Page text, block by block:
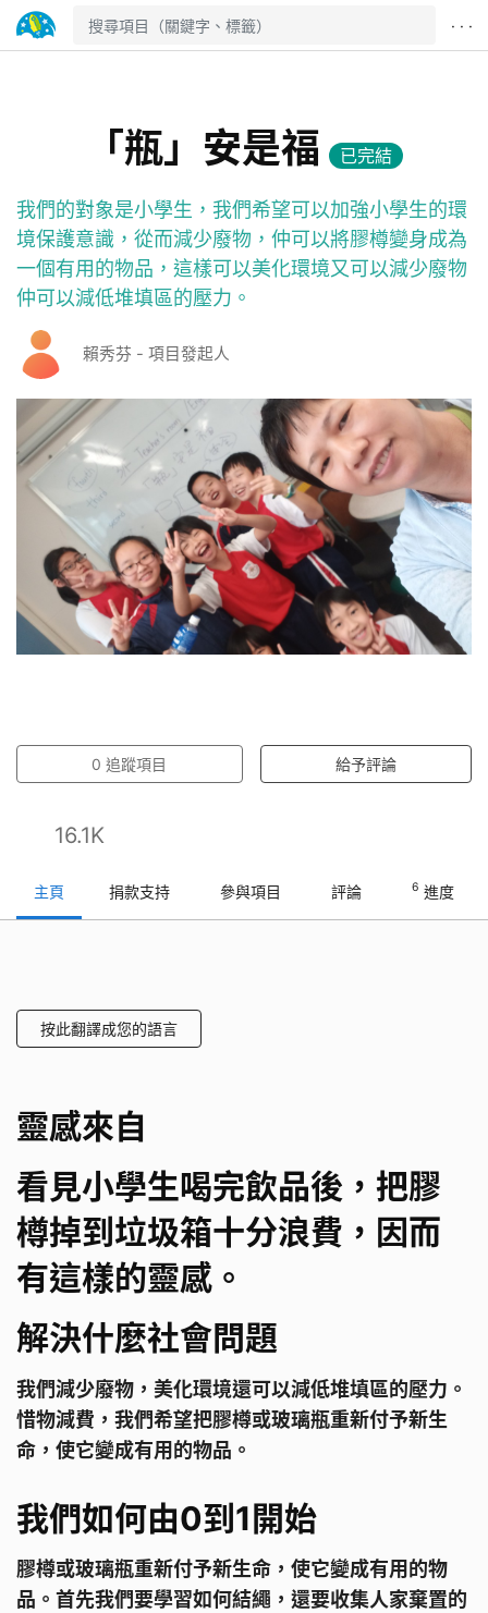
· · ·
「瓶」安是福 已完結
我們的對象是小學生，我們希望可以加強小學生的環
境保護意識，從而減少廢物，仲可以將膠樽變身成為
一個有用的物品，這樣可以美化環境又可以減少廢物
仲可以減低堆填區的壓力。
賴秀芬 - 項目發起人
0 追蹤項目 給予評論
16.1K
主頁 捐款支持 參與項目 評論 6 進度
按此翻譯成您的語言
靈感來自
看見小學生喝完飲品後，把膠
樽掉到垃圾箱十分浪費，因而
有這樣的靈感。
解決什麼社會問題
我們減少廢物，美化環境還可以減低堆填區的壓力。
惜物減費，我們希望把膠樽或玻璃瓶重新付予新生
命，使它變成有用的物品。
我們如何由0到1開始
膠樽或玻璃瓶重新付予新生命，使它變成有用的物
品。首先我們要學習如何結繩，還要收集人家棄置的